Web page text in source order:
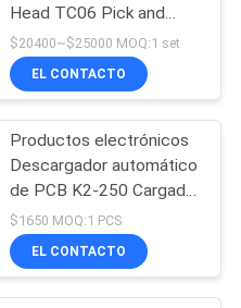
Head TC06 Pick and
Place
$20400~$25000 MOQ:1 set
EL CONTACTO
Productos electrónicos
Descargador automático
de PCB K2-250 Cargador
de revistas SMT para la
línea de montaje SMT
$1650 MOQ:1 PCS
EL CONTACTO